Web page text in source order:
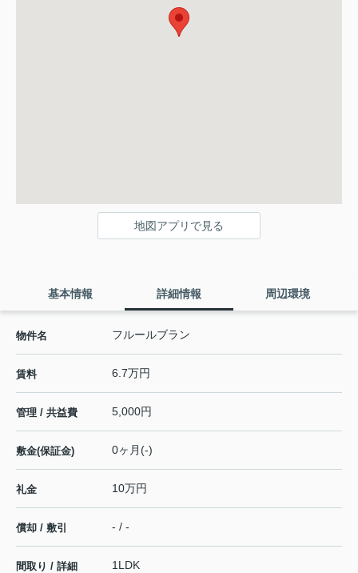
地図アプリで見る
基本情報 詳細情報 周辺環境
物件名 フルールブラン
賃料 6.7万円
管理 / 共益費 5,000円
敷金(保証金) 0ヶ月(-)
礼金 10万円
償却 / 敷引 - / -
間取り / 詳細
1LDK